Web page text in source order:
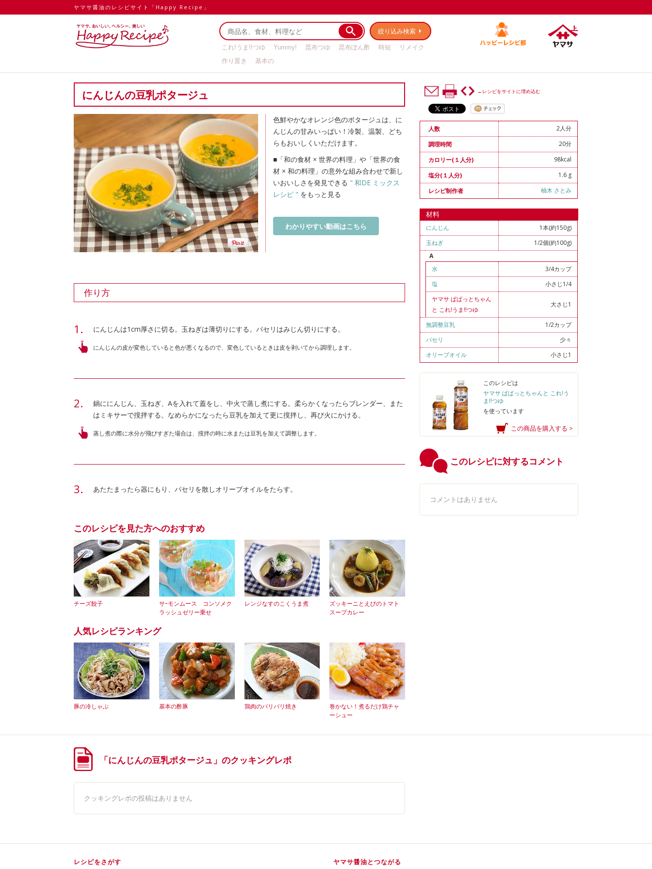
ヤマサ醤油のレシピサイト「Happy Recipe」
絞り込み検索
これ!うま!!つゆ Yummy! 昆布つゆ 昆布ぽん酢 時短
リメイク
作り置き
基本の
にんじんの豆乳ポタージュ
色鮮やかなオレンジ色のポタージュは、に
んじんの甘みいっぱい！冷製、温製、どち
らもおいしくいただけます。
■「和の食材 × 世界の料理」や「世界の食
材 × 和の料理」の意外な組み合わせで新し
いおいしさを発見できる " 和DE ミックス
レシピ " をもっと見る
わかりやすい動画はこちら
作り方
にんじんは1cm厚さに切る。玉ねぎは薄切りにする。パセリはみじん切りにする。
にんじんの皮が変色していると色が悪くなるので、変色しているときは皮を剥いてから調理します。
鍋ににんじん、玉ねぎ、Aを入れて蓋をし、中火で蒸し煮にする。柔らかくなったらブレンダー、また
はミキサーで撹拌する。なめらかになったら豆乳を加えて更に撹拌し、再び火にかける。
蒸し煮の際に水分が飛びすぎた場合は、撹拌の時に水または豆乳を加えて調整します。
あたたまったら器にもり、パセリを散しオリーブオイルをたらす。
このレシピを見た方へのおすすめ
チーズ餃子
サｰモンムース コンソメク
ラッシュゼリー乗せ
レンジなすのこくうま煮
ズッキーニとえびのトマト
スープカレー
人気レシピランキング
豚の冷しゃぶ 基本の酢豚 鶏肉のパリパリ焼き
巻かない！煮るだけ鶏チャ
ーシュー
←レシピをサイトに埋め込む
人数
2人分
調理時間
20分
カロリー(１人分)
98kcal
塩分(１人分)
1.6 g
レシピ制作者
柚木 さとみ
材料
にんじん
1本(約150g)
玉ねぎ
1/2個(約100g)
A
水
3/4カップ
塩
小さじ1/4
ヤマサ ぱぱっとちゃん
と これ!うま!!つゆ
大さじ1
無調整豆乳
1/2カップ
パセリ
少々
オリーブオイル
小さじ1
このレシピは
ヤマサ ぱぱっとちゃんと これ!う
ま!!つゆ
を使っています
この商品を購入する >
このレシピに対するコメント
コメントはありません
「にんじんの豆乳ポタージュ」のクッキングレポ
クッキングレポの投稿はありません
レシピをさがす ヤマサ醤油とつながる